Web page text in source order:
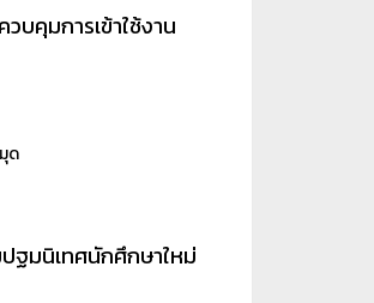
บคุมการเข้าใช้งาน
ด
ปฐมนิเทศนักศึกษาใหม่